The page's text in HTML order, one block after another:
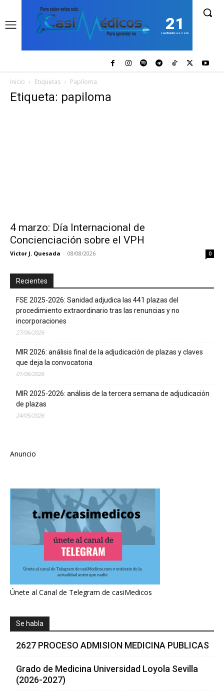
21
casiMedicos.com
Inicio Etiquetas Papiloma
Etiqueta: papiloma
4 marzo: Día Internacional de
Concienciación sobre el VPH
Victor J. Quesada - 08/08/2026 0
Recientes
FSE 2025-2026: Sanidad adjudica las 441 plazas del
procedimiento extraordinario tras las renuncias y no
incorporaciones
27/06/2026
MIR 2026: análisis final de la adjudicación de plazas y claves
que deja la convocatoria
01/06/2026
MIR 2025-2026: análisis de la tercera semana de adjudicación
de plazas
24/05/2026
Anuncio
Únete al Canal de Telegram de casiMedicos
Se habla
2627 PROCESO ADMISION MEDICINA PUBLICAS
Grado de Medicina Universidad Loyola Sevilla
(2026-2027)